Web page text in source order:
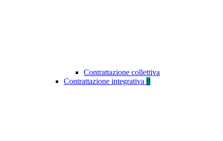
Contrattazione collettiva
Contrattazione integrativa 8